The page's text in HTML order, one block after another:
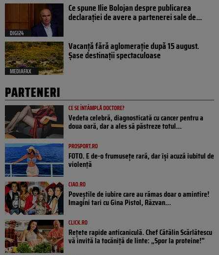
DIGI24
Ce spune Ilie Bolojan despre publicarea
declarației de avere a partenerei sale de...
MEDIAFAX
Vacanță fără aglomerație după 15 august.
Șase destinații spectaculoase
PARTENERI
CE SE ÎNTÂMPLĂ DOCTORE?
Vedeta celebră, diagnosticată cu cancer pentru a
doua oară, dar a ales să păstreze totul...
PROSPORT.RO
FOTO. E de-o frumusețe rară, dar își acuză iubitul de
violență
CIAO.RO
Poveştile de iubire care au rămas doar o amintire!
Imagini tari cu Gina Pistol, Răzvan...
CLICK.RO
Rețete rapide anticaniculă. Chef Cătălin Scărlătescu
vă invită la tocăniță de linte: „Spor la proteine!”